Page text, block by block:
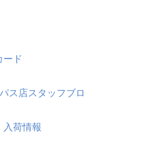
ード
ス店スタッフブロ
入荷情報